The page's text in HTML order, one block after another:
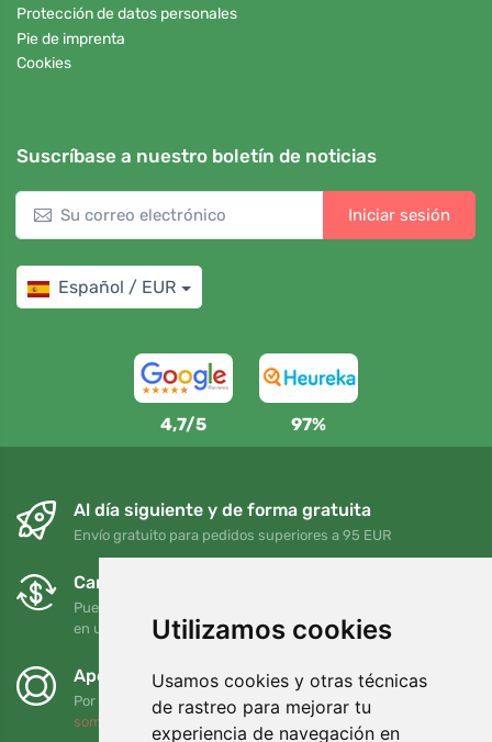
Utilizamos cookies
Usamos cookies y otras técnicas
de rastreo para mejorar tu
experiencia de navegación en
Protección de datos personales
Pie de imprenta
Cookies
Suscríbase a nuestro boletín de noticias
Iniciar sesión
Español / EUR
4,7/5 97%
Al día siguiente y de forma gratuita
Envío gratuito para pedidos superiores a 95 EUR
Cambios y devoluciones gratuitos
Puede devolver o cambiar su pedido en cualquier momento
en un plazo de 90 días
Apoyamos a Trees.org
Por cada pedido plantamos un árbol. Leer más
somos